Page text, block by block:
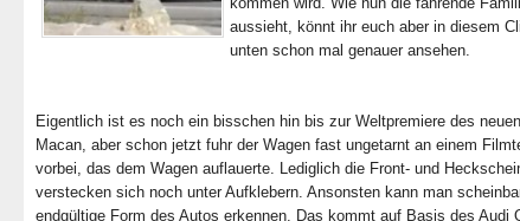
aussieht, könnt ihr euch aber in diesem
unten schon mal genauer ansehen.
Eigentlich ist es noch ein bisschen hin bis zur Weltpremiere des
Macan, aber schon jetzt fuhr der Wagen fast ungetarnt an einem
vorbei, das dem Wagen auflauerte. Lediglich die Front- und
verstecken sich noch unter Aufklebern. Ansonsten kann man
endgültige Form des Autos erkennen. Das kommt auf Basis des Audi